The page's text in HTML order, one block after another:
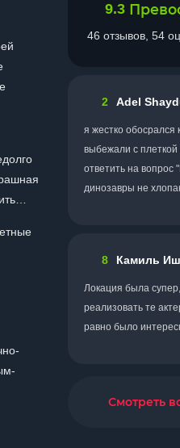
9.3
46 отзывов, 54
2 Adel
я жестко обосрался
выбежали с плеткой
ответить на вопрос
динозавры не
8 Камиль
Локация была
реализовать те
равно было
Смотреть